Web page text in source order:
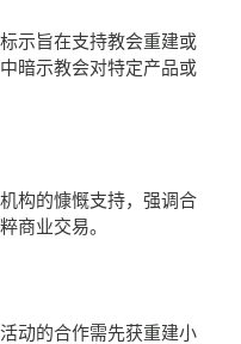
示旨在支持教会重建或
暗示教会对特定产品或
构的慷慨支持，强调合
商业交易。
动的合作需先获重建小